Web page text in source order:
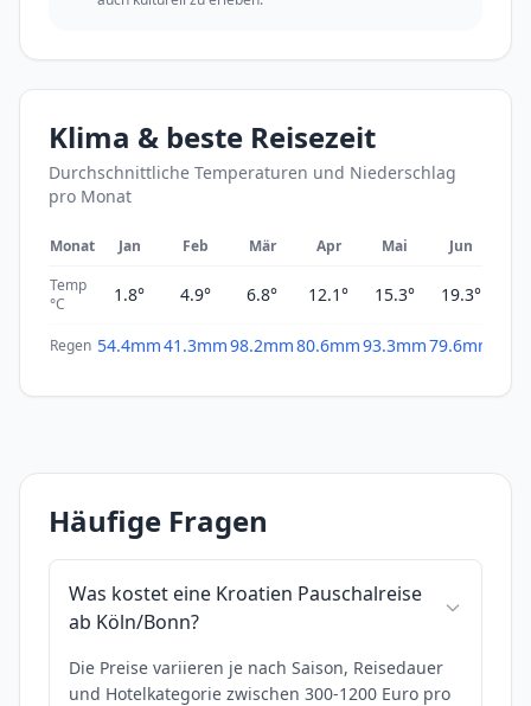
Klima & beste Reisezeit
Durchschnittliche Temperaturen und Niederschlag
pro Monat
Monat Jan Feb Mär Apr Mai Jun
Temp
°C
1.8° 4.9° 6.8° 12.1° 15.3° 19.3°
Regen 54.4mm41.3mm98.2mm80.6mm93.3mm79.6mm
Häufige Fragen
Was kostet eine Kroatien Pauschalreise
ab Köln/Bonn?
Die Preise variieren je nach Saison, Reisedauer
und Hotelkategorie zwischen 300-1200 Euro pro